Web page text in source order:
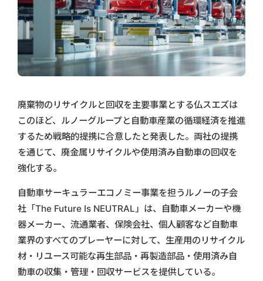
廃棄物のリサイクルと回収を主要事業とする仏スエズは
このほど、ルノーグループと自動車産業の循環経済を推進
するため戦略的提携に合意したと発表した。両社の提携
を通じて、廃金属リサイクルや使用済み自動車の回収を
強化する。
自動車サーキュラーエコノミー事業を担うルノーの子会
社「The Future Is NEUTRAL」は、自動車メーカーや機
器メーカー、流通業者、保険会社、個人顧客など自動車
業界のすべてのプレーヤーに対して、生産用のリサイクル
材・リユース可能な再生部品・再製造部品・使用済み自
動車の収集・管理・回収サービスを提供している。